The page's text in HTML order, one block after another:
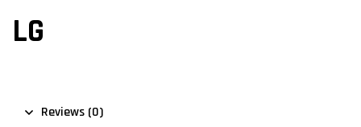
LG
Reviews (0)